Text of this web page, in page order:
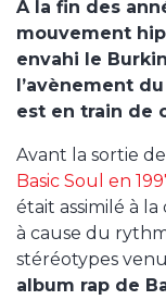
A la fin des
mouvement
envahi le
l’avènement
est en train de
Avant la sortie
Basic Soul en
était assimilé à
à cause du
stéréotypes
album rap de